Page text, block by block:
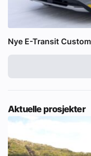
Nye E-Transit
Aktuelle prosjekter